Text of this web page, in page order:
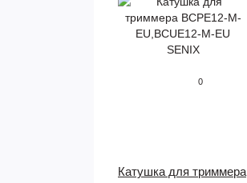
0
Катушка для триммера